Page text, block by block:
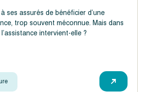
ses assurés de bénéficier d’une
trop souvent méconnue. Mais dans
intervient-elle ?